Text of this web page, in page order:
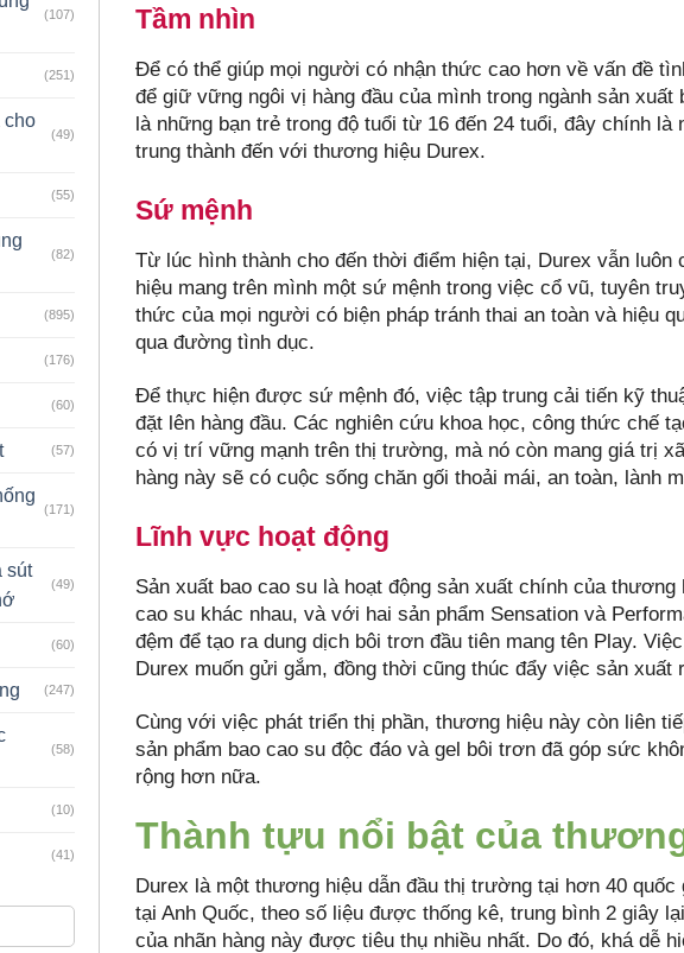
(107)
(251)
cho
(49)
(55)
(82)
(895)
(176)
(60)
(57)
(171)
sút
(49)
(60)
(247)
(58)
(10)
(41)
Tầm nhìn
Để có thể giúp mọi người có nhận thức cao hơn về vấn đề
để giữ vững ngôi vị hàng đầu của mình trong ngành sản
là những bạn trẻ trong độ tuổi từ 16 đến 24 tuổi, đây chính
trung thành đến với thương hiệu Durex.
Sứ mệnh
Từ lúc hình thành cho đến thời điểm hiện tại, Durex vẫn
hiệu mang trên mình một sứ mệnh trong việc cổ vũ, tuyên
thức của mọi người có biện pháp tránh thai an toàn và hiệu
qua đường tình dục.
Để thực hiện được sứ mệnh đó, việc tập trung cải tiến kỹ
đặt lên hàng đầu. Các nghiên cứu khoa học, công thức chế
có vị trí vững mạnh trên thị trường, mà nó còn mang giá trị
hàng này sẽ có cuộc sống chăn gối thoải mái, an toàn, lành
Lĩnh vực hoạt động
Sản xuất bao cao su là hoạt động sản xuất chính của
cao su khác nhau, và với hai sản phẩm Sensation và
đệm để tạo ra dung dịch bôi trơn đầu tiên mang tên Play.
Durex muốn gửi gắm, đồng thời cũng thúc đẩy việc sản xuất
Cùng với việc phát triển thị phần, thương hiệu này còn liên
sản phẩm bao cao su độc đáo và gel bôi trơn đã góp sức
rộng hơn nữa.
Thành tựu nổi bật của
Durex là một thương hiệu dẫn đầu thị trường tại hơn 40
tại Anh Quốc, theo số liệu được thống kê, trung bình 2 giây
của nhãn hàng này được tiêu thụ nhiều nhất. Do đó, khá dễ